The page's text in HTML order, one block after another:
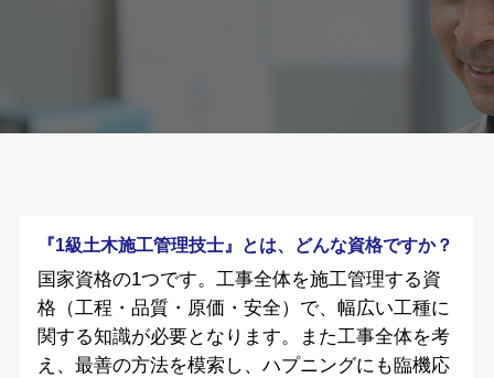
『1級土木施工管理技士』とは、どんな資格ですか？
国家資格の1つです。工事全体を施工管理する資
格（工程・品質・原価・安全）で、幅広い工種に
関する知識が必要となります。また工事全体を考
え、最善の方法を模索し、ハプニングにも臨機応